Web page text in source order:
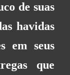
de suas
havidas
em seus
que